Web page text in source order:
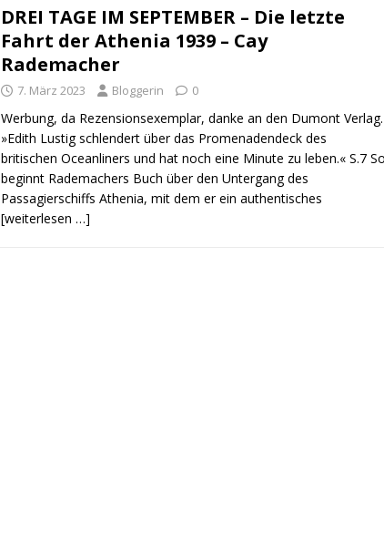
DREI TAGE IM SEPTEMBER – Die letzte
Fahrt der Athenia 1939 – Cay
Rademacher
7. März 2023 Bloggerin 0
Werbung, da Rezensionsexemplar, danke an den Dumont Verlag.
»Edith Lustig schlendert über das Promenadendeck des
britischen Oceanliners und hat noch eine Minute zu leben.« S.7 So
beginnt Rademachers Buch über den Untergang des
Passagierschiffs Athenia, mit dem er ein authentisches
[weiterlesen …]